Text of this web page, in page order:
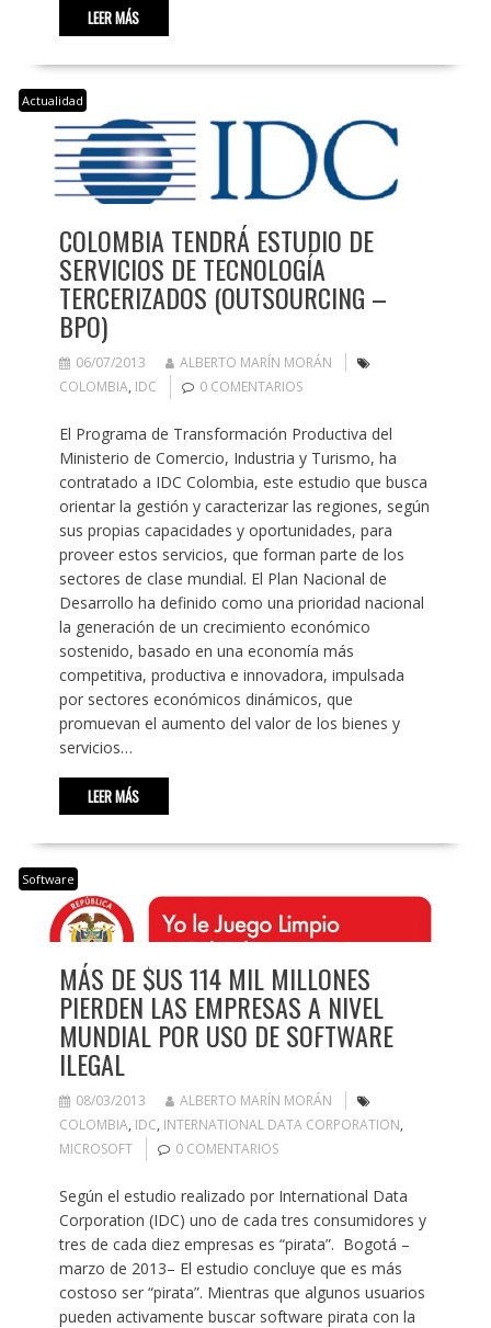
LEER MÁS
Actualidad
COLOMBIA TENDRÁ ESTUDIO DE
SERVICIOS DE TECNOLOGÍA
TERCERIZADOS (OUTSOURCING –
BPO)
06/07/2013
ALBERTO MARÍN MORÁN
COLOMBIA, IDC 0 COMENTARIOS
El Programa de Transformación Productiva del
Ministerio de Comercio, Industria y Turismo, ha
contratado a IDC Colombia, este estudio que busca
orientar la gestión y caracterizar las regiones, según
sus propias capacidades y oportunidades, para
proveer estos servicios, que forman parte de los
sectores de clase mundial. El Plan Nacional de
Desarrollo ha definido como una prioridad nacional
la generación de un crecimiento económico
sostenido, basado en una economía más
competitiva, productiva e innovadora, impulsada
por sectores económicos dinámicos, que
promuevan el aumento del valor de los bienes y
servicios…
LEER MÁS
Software
MÁS DE $US 114 MIL MILLONES
PIERDEN LAS EMPRESAS A NIVEL
MUNDIAL POR USO DE SOFTWARE
ILEGAL
08/03/2013
ALBERTO MARÍN MORÁN
COLOMBIA, IDC, INTERNATIONAL DATA CORPORATION,
MICROSOFT
0 COMENTARIOS
Según el estudio realizado por International Data
Corporation (IDC) uno de cada tres consumidores y
tres de cada diez empresas es “pirata”. Bogotá –
marzo de 2013– El estudio concluye que es más
costoso ser “pirata”. Mientras que algunos usuarios
pueden activamente buscar software pirata con la